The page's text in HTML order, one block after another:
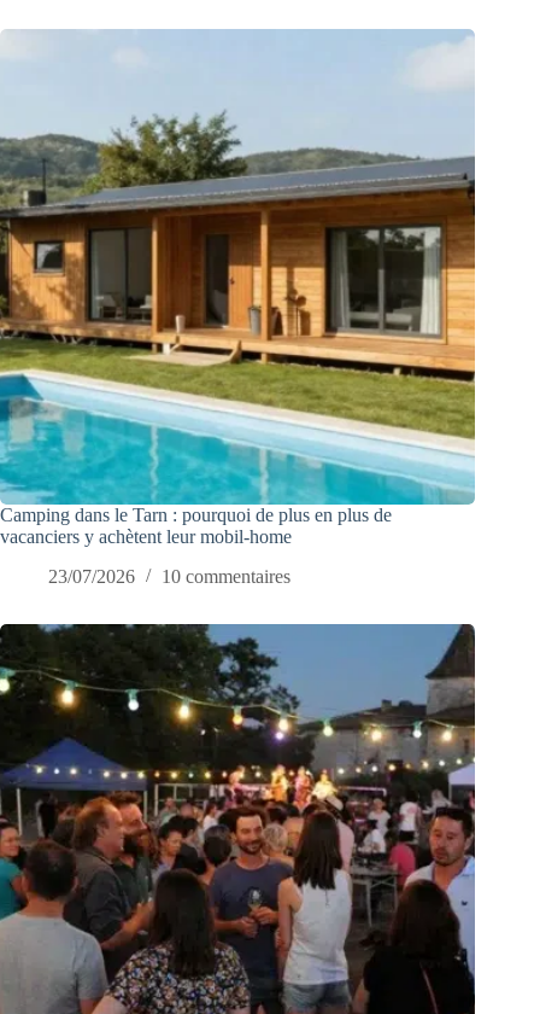
Camping dans le Tarn : pourquoi de plus en plus de
vacanciers y achètent leur mobil-home
23/07/2026
10 commentaires